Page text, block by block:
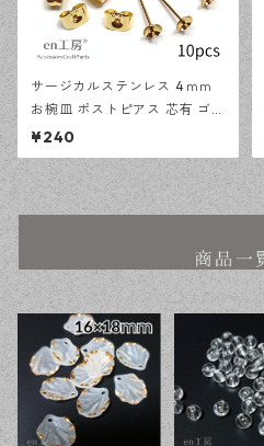
サージカルステンレス 4ｍｍ
お椀皿 ポストピアス 芯有 ゴー
ルド 10ピース 316刻印キャッ
チセット アレルギー対応 ピア
ス ハンドメイド資材 【en工
房】
¥240